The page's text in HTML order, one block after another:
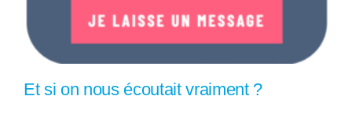
Et si on nous écoutait vraiment ?